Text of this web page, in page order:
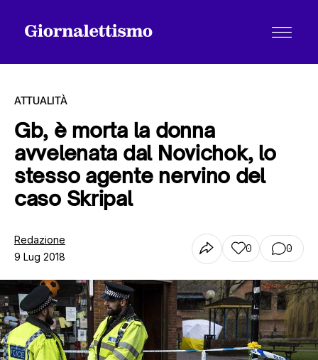
Tutti gli articoli
Contatti
ATTUALITÀ
Gb, è morta la donna
avvelenata dal Novichok, lo
stesso agente nervino del
caso Skripal
Redazione
9 Lug 2018
0 0